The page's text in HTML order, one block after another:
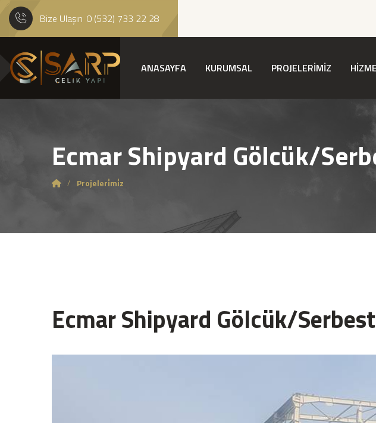
Bize Ulaşın 0 (532) 733 22 28
ANASAYFA KURUMSAL PROJELERİMİZ
Ecmar Shipyard Gölcük/
Projeleri̇mi̇z
Ecmar Shipyard Gölcük/